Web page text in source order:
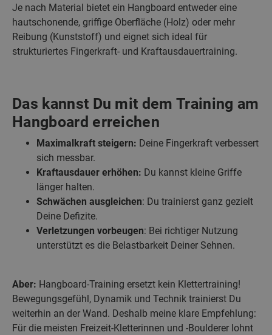
Je nach Material bietet ein Hangboard entweder eine
hautschonende, griffige Oberfläche (Holz) oder mehr
Reibung (Kunststoff) und eignet sich ideal für
strukturiertes Fingerkraft- und Kraftausdauertraining.
Das kannst Du mit dem Training am
Hangboard erreichen
Maximalkraft steigern: Deine Fingerkraft verbessert
sich messbar.
Kraftausdauer erhöhen: Du kannst kleine Griffe
länger halten.
Schwächen ausgleichen: Du trainierst ganz gezielt
Deine Defizite.
Verletzungen vorbeugen: Bei richtiger Nutzung
unterstützt es die Belastbarkeit Deiner Sehnen.
Aber: Hangboard-Training ersetzt kein Klettertraining!
Bewegungsgefühl, Dynamik und Technik trainierst Du
weiterhin an der Wand. Deshalb meine klare Empfehlung:
Für die meisten Freizeit-Kletterinnen und -Boulderer lohnt